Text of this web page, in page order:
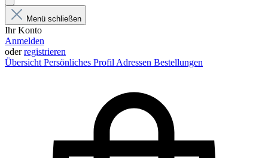
Menü schließen
Ihr Konto
Anmelden
oderregistrieren
Übersicht Persönliches Profil Adressen Bestellungen